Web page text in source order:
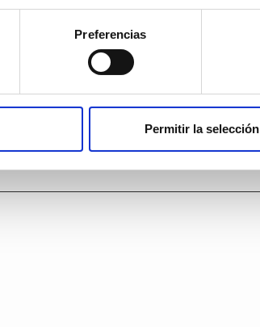
Preferencias
Permitir la selección